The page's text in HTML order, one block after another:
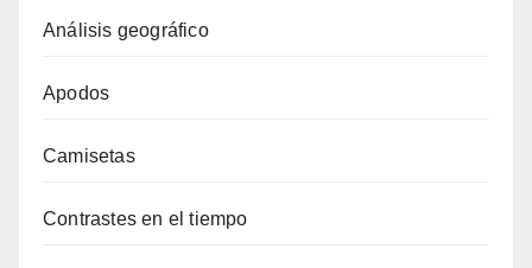
Análisis geográfico
Apodos
Camisetas
Contrastes en el tiempo